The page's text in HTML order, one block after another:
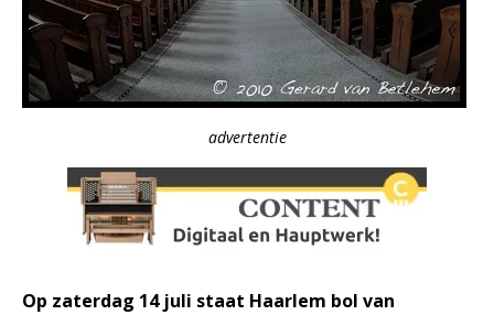
advertentie
Op zaterdag 14 juli staat Haarlem bol van